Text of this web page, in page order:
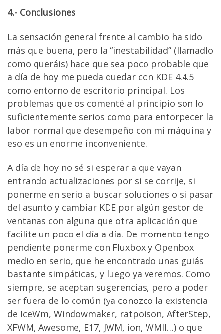
4.- Conclusiones
La sensación general frente al cambio ha sido
más que buena, pero la “inestabilidad” (llamadlo
como queráis) hace que sea poco probable que
a día de hoy me pueda quedar con KDE 4.4.5
como entorno de escritorio principal. Los
problemas que os comenté al principio son lo
suficientemente serios como para entorpecer la
labor normal que desempeño con mi máquina y
eso es un enorme inconveniente.
A día de hoy no sé si esperar a que vayan
entrando actualizaciones por si se corrije, si
ponerme en serio a buscar soluciones o si pasar
del asunto y cambiar KDE por algún gestor de
ventanas con alguna que otra aplicación que
facilite un poco el día a día. De momento tengo
pendiente ponerme con Fluxbox y Openbox
medio en serio, que he encontrado unas guiás
bastante simpáticas, y luego ya veremos. Como
siempre, se aceptan sugerencias, pero a poder
ser fuera de lo común (ya conozco la existencia
de IceWm, Windowmaker, ratpoison, AfterStep,
XFWM, Awesome, E17, JWM, ion, WMII…) o que